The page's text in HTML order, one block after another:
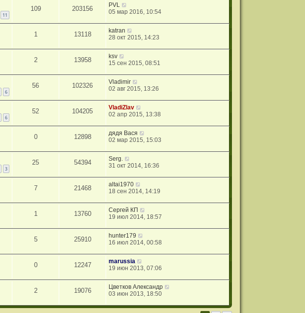
11
109 203156
PVL
05 мар 2016, 10:54
1 13118
katran
28 окт 2015, 14:23
2 13958
ksv
15 сен 2015, 08:51
6
56 102326
Vladimir
02 авг 2015, 13:26
6
52 104205
VladiZlav
02 апр 2015, 13:38
0 12898
дядя Вася
02 мар 2015, 15:03
3
25 54394
Serg.
31 окт 2014, 16:36
7 21468
altai1970
18 сен 2014, 14:19
1 13760
Сергей КП
19 июл 2014, 18:57
5 25910
hunter179
16 июл 2014, 00:58
0 12247
marussia
19 июн 2013, 07:06
2 19076
Цветков Александр
03 июн 2013, 18:50